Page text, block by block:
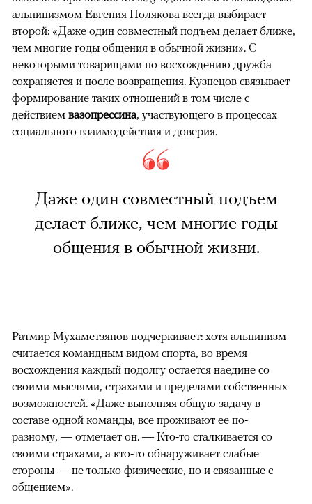
альпинизмом Евгения Полякова всегда выбирает
второй: «Даже один совместный подъем делает ближе,
чем многие годы общения в обычной жизни». С
некоторыми товарищами по восхождению дружба
сохраняется и после возвращения. Кузнецов связывает
формирование таких отношений в том числе с
действием вазопрессина, участвующего в процессах
социального взаимодействия и доверия.
Даже один совместный подъем
делает ближе, чем многие годы
общения в обычной жизни.
Ратмир Мухаметзянов подчеркивает: хотя альпинизм
считается командным видом спорта, во время
восхождения каждый подолгу остается наедине со
своими мыслями, страхами и пределами собственных
возможностей. «Даже выполняя общую задачу в
составе одной команды, все проживают ее по-
разному, — отмечает он. — Кто-то сталкивается со
своими страхами, а кто-то обнаруживает слабые
стороны — не только физические, но и связанные с
общением».